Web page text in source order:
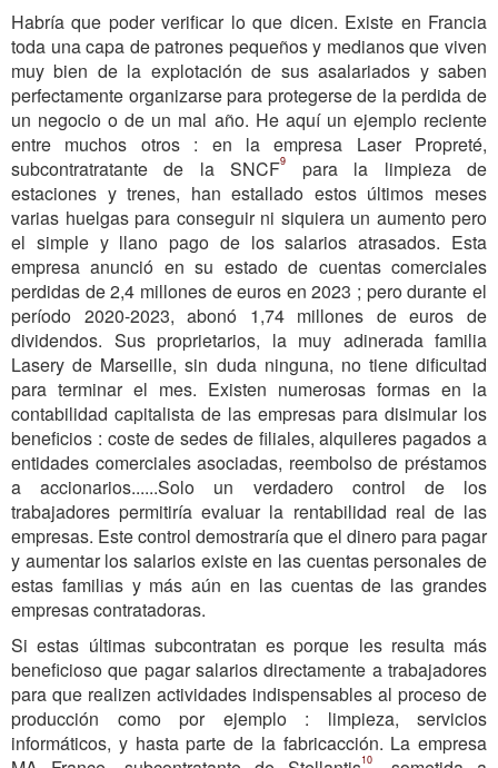
Habría que poder verificar lo que dicen. Existe en Francia
toda una capa de patrones pequeños y medianos que viven
muy bien de la explotación de sus asalariados y saben
perfectamente organizarse para protegerse de la perdida de
un negocio o de un mal año. He aquí un ejemplo reciente
entre muchos otros : en la empresa Laser Propreté,
subcontratratante de la SNCF9
para la limpieza de
estaciones y trenes, han estallado estos últimos meses
varias huelgas para conseguir ni siquiera un aumento pero
el simple y llano pago de los salarios atrasados. Esta
empresa anunció en su estado de cuentas comerciales
perdidas de 2,4 millones de euros en 2023 ; pero durante el
período 2020-2023, abonó 1,74 millones de euros de
dividendos. Sus proprietarios, la muy adinerada familia
Lasery de Marseille, sin duda ninguna, no tiene dificultad
para terminar el mes. Existen numerosas formas en la
contabilidad capitalista de las empresas para disimular los
beneficios : coste de sedes de filiales, alquileres pagados a
entidades comerciales asociadas, reembolso de préstamos
a accionarios......Solo un verdadero control de los
trabajadores permitiría evaluar la rentabilidad real de las
empresas. Este control demostraría que el dinero para pagar
y aumentar los salarios existe en las cuentas personales de
estas familias y más aún en las cuentas de las grandes
empresas contratadoras.
Si estas últimas subcontratan es porque les resulta más
beneficioso que pagar salarios directamente a trabajadores
para que realizen actividades indispensables al proceso de
producción como por ejemplo : limpieza, servicios
informáticos, y hasta parte de la fabricacción. La empresa
10